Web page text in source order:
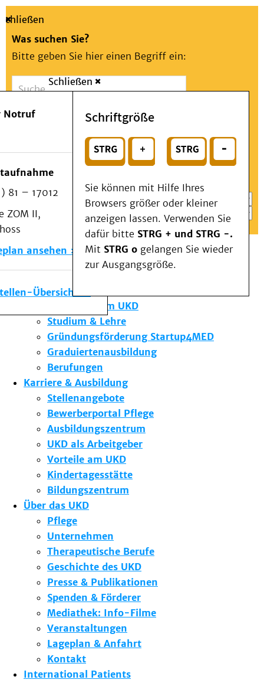
Suche
Schließen
Was suchen Sie?
Bitte geben Sie hier einen Begriff ein:
Suchen
oder
Wählen Sie ein Thema für Ihren Schnelleinstieg
Notfall
Schließen
Notruf
81 – 17012
ZOM II,
ansehen
Übersicht
Schriftgröße
Sie können mit Hilfe Ihres
Browsers größer oder kleiner
anzeigen lassen. Verwenden Sie
dafür bitte STRG + und STRG -.
Mit STRG o gelangen Sie wieder
zur Ausgangsgröße.
Menü
Patienten & Besucher
Kliniken/Institute/Zentren
Als Patient am UKD
Beratung und Unterstützung
Veranstaltungen
Kommunikation im Medizinwesen (KIM)
Notfall
Forschung & Lehre
Die Institute des UKD
Forschung am UKD
Studium & Lehre
Gründungsförderung Startup4MED
Graduiertenausbildung
Berufungen
Karriere & Ausbildung
Stellenangebote
Bewerberportal Pflege
Ausbildungszentrum
UKD als Arbeitgeber
Vorteile am UKD
Kindertagesstätte
Bildungszentrum
Über das UKD
Pflege
Unternehmen
Therapeutische Berufe
Geschichte des UKD
Presse & Publikationen
Spenden & Förderer
Mediathek: Info-Filme
Veranstaltungen
Lageplan & Anfahrt
Kontakt
International Patients